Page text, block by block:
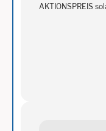
AKTIONSPREIS